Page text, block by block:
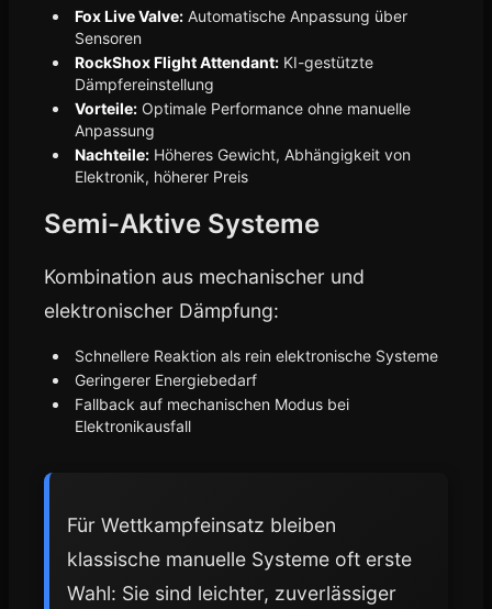
Fox Live Valve: Automatische Anpassung über
Sensoren
RockShox Flight Attendant: KI-gestützte
Dämpfereinstellung
Vorteile: Optimale Performance ohne manuelle
Anpassung
Nachteile: Höheres Gewicht, Abhängigkeit von
Elektronik, höherer Preis
Semi-Aktive Systeme
Kombination aus mechanischer und
elektronischer Dämpfung:
Schnellere Reaktion als rein elektronische Systeme
Geringerer Energiebedarf
Fallback auf mechanischen Modus bei
Elektronikausfall
Für Wettkampfeinsatz bleiben
klassische manuelle Systeme oft erste
Wahl: Sie sind leichter, zuverlässiger